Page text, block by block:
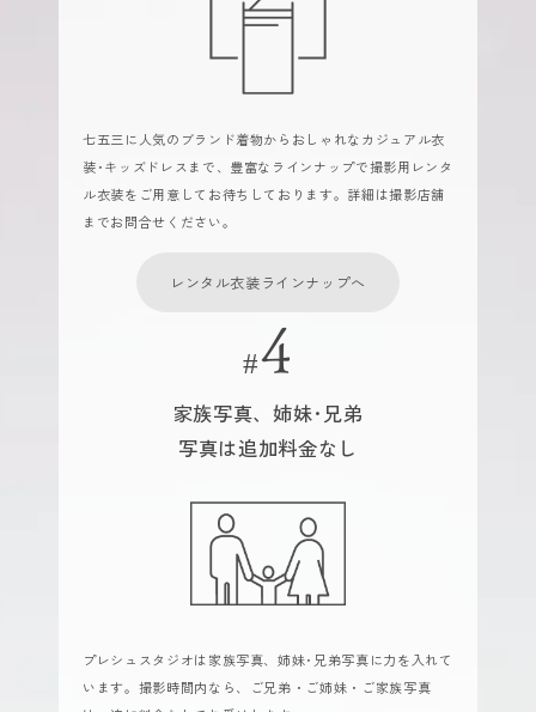
七五三に人気のブランド着物からおしゃれなカジュアル衣
装･キッズドレスまで、豊富なラインナップで撮影用レンタ
ル衣装をご用意してお待ちしております。詳細は撮影店舗
までお問合せください。
レンタル衣装ラインナップへ
家族写真、姉妹･兄弟
写真は追加料金なし
プレシュスタジオは家族写真、姉妹･兄弟写真に力を入れて
います。撮影時間内なら、ご兄弟・ご姉妹・ご家族写真